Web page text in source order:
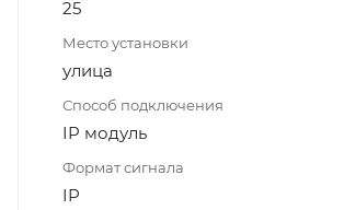
25
Место установки
улица
Способ подключения
IP модуль
Формат сигнала
IP